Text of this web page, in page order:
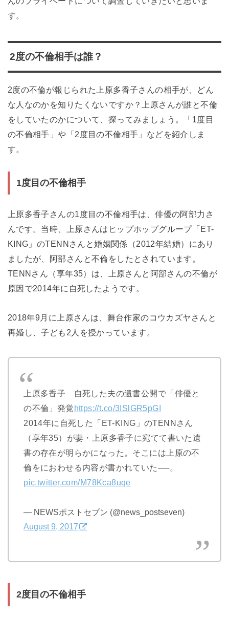
す。
2度の不倫相手は誰？
2度の不倫が報じられた上原多香子さんの相手が、どん
な人なのかを知りたくないですか？上原さんが誰と不倫
をしていたのかについて、探ってみましょう。「1度目
の不倫相手」や「2度目の不倫相手」などを紹介しま
す。
1度目の不倫相手
上原多香子さんの1度目の不倫相手は、俳優の阿部力さ
んです。当時、上原さんはヒップホップグループ「ET-
KING」のTENNさんと婚姻関係（2012年結婚）にあり
ましたが、阿部さんと不倫をしたとされています。
TENNさん（享年35）は、上原さんと阿部さんの不倫が
原因で2014年に自死したようです。
2018年9月に上原さんは、舞台作家のコウカズヤさんと
再婚し、子ども2人を授かっています。
上原多香子 自死した夫の遺書公開で「俳優と
の不倫」発覚https://t.co/3ISlGR5pGI
2014年に自死した「ET-KING」のTENNさん
（享年35）が妻・上原多香子に宛てて書いた遺
書の存在が明らかになった。そこには上原の不
倫をにおわせる内容が書かれていた──。
pic.twitter.com/M78Kca8uqe
— NEWSポストセブン (@news_postseven)
August 9, 2017
2度目の不倫相手